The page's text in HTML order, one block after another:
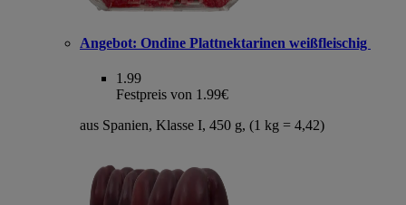
Angebot: Ondine Plattnektarinen weißfleischig
1.99
Festpreis von 1.99€
aus Spanien, Klasse I, 450 g, (1 kg = 4,42)